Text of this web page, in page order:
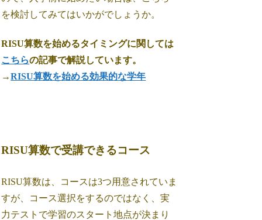
を検討してみてはいかがでしょうか。
RISU算数を始めるタイミングに関しては
こちらの記事で解説しています。
→RISU算数を始める効果的な学年
RISU算数で受講できるコース
RISU算数は、コースは3つ用意されていま
すが、コース選択をするのではなく、実
力テストで学習のスタート地点が決まり